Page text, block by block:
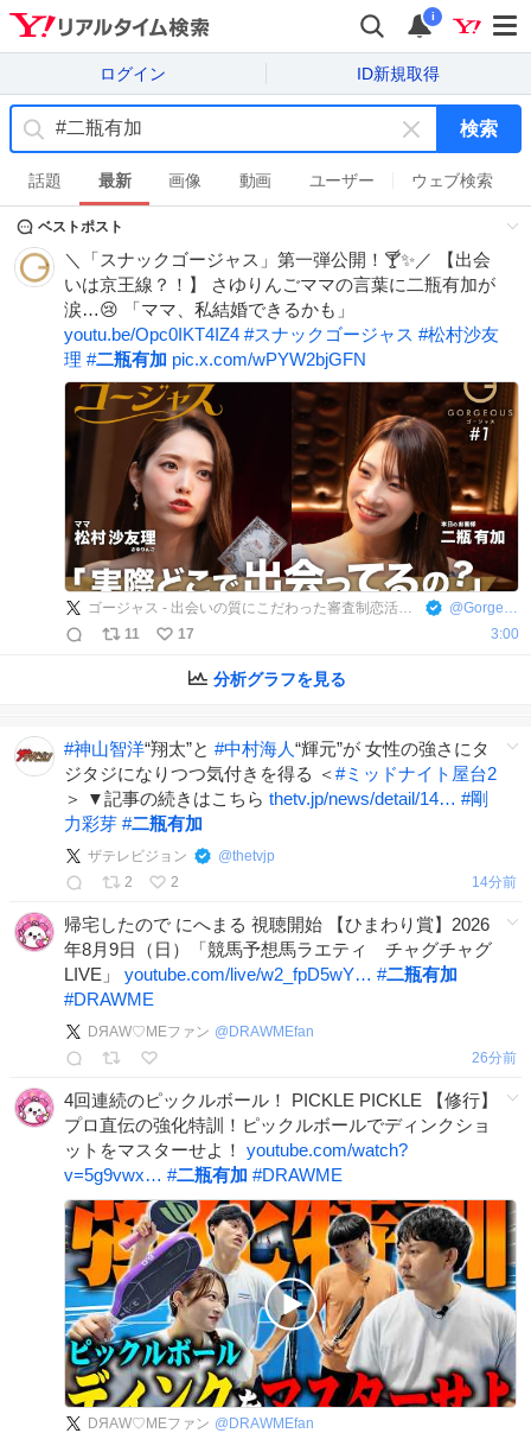
i
ログイン ID新規取得
キ
ー
ワ
ド
を
す
検索
話題 最新 画像 動画 ユーザー ウェブ検索
ベストポスト
＼「スナックゴージャス」第一弾公開！🍸✨／ 【出会
いは京王線？！】 さゆりんごママの言葉に二瓶有加が
涙…😢 「ママ、私結婚できるかも」
youtu.be/Opc0IKT4IZ4 #スナックゴージャス #松村沙友
理 #二瓶有加 pic.x.com/wPYW2bjGFN
ゴージャス - 出会いの質にこだわった審査制恋活・婚活マッチングアプリ @GorgeousPR
11
17 3:00
分析グラフを見る
#神山智洋“翔太”と #中村海人“輝元”が 女性の強さにタ
ジタジになりつつ気付きを得る ＜#ミッドナイト屋台2
＞ ▼記事の続きはこちら thetv.jp/news/detail/14… #剛
力彩芽 #二瓶有加
ザテレビジョン @thetvjp
2
2 14分前
帰宅したので にへまる 視聴開始 【ひまわり賞】2026
年8月9日（日）「競馬予想馬ラエティ チャグチャグ
LIVE」 youtube.com/live/w2_fpD5wY… #二瓶有加
#DRAWME
DЯAW♡MEファン @ DRAWMEfan
26分前
4回連続のピックルボール！ PICKLE PICKLE 【修行】
プロ直伝の強化特訓！ピックルボールでディンクショ
ットをマスターせよ！ youtube.com/watch?
v=5g9vwx… #二瓶有加 #DRAWME
DЯAW♡MEファン @ DRAWMEfan